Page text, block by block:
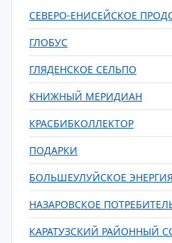
СЕВЕРО-ЕНИСЕЙСКОЕ
ГЛОБУС
ГЛЯДЕНСКОЕ СЕЛЬПО
КНИЖНЫЙ МЕРИДИАН
КРАСБИБКОЛЛЕКТОР
ПОДАРКИ
БОЛЬШЕУЛУЙСКОЕ ЭНЕРГИЯ
НАЗАРОВСКОЕ
КАРАТУЗСКИЙ РАЙОННЫЙ